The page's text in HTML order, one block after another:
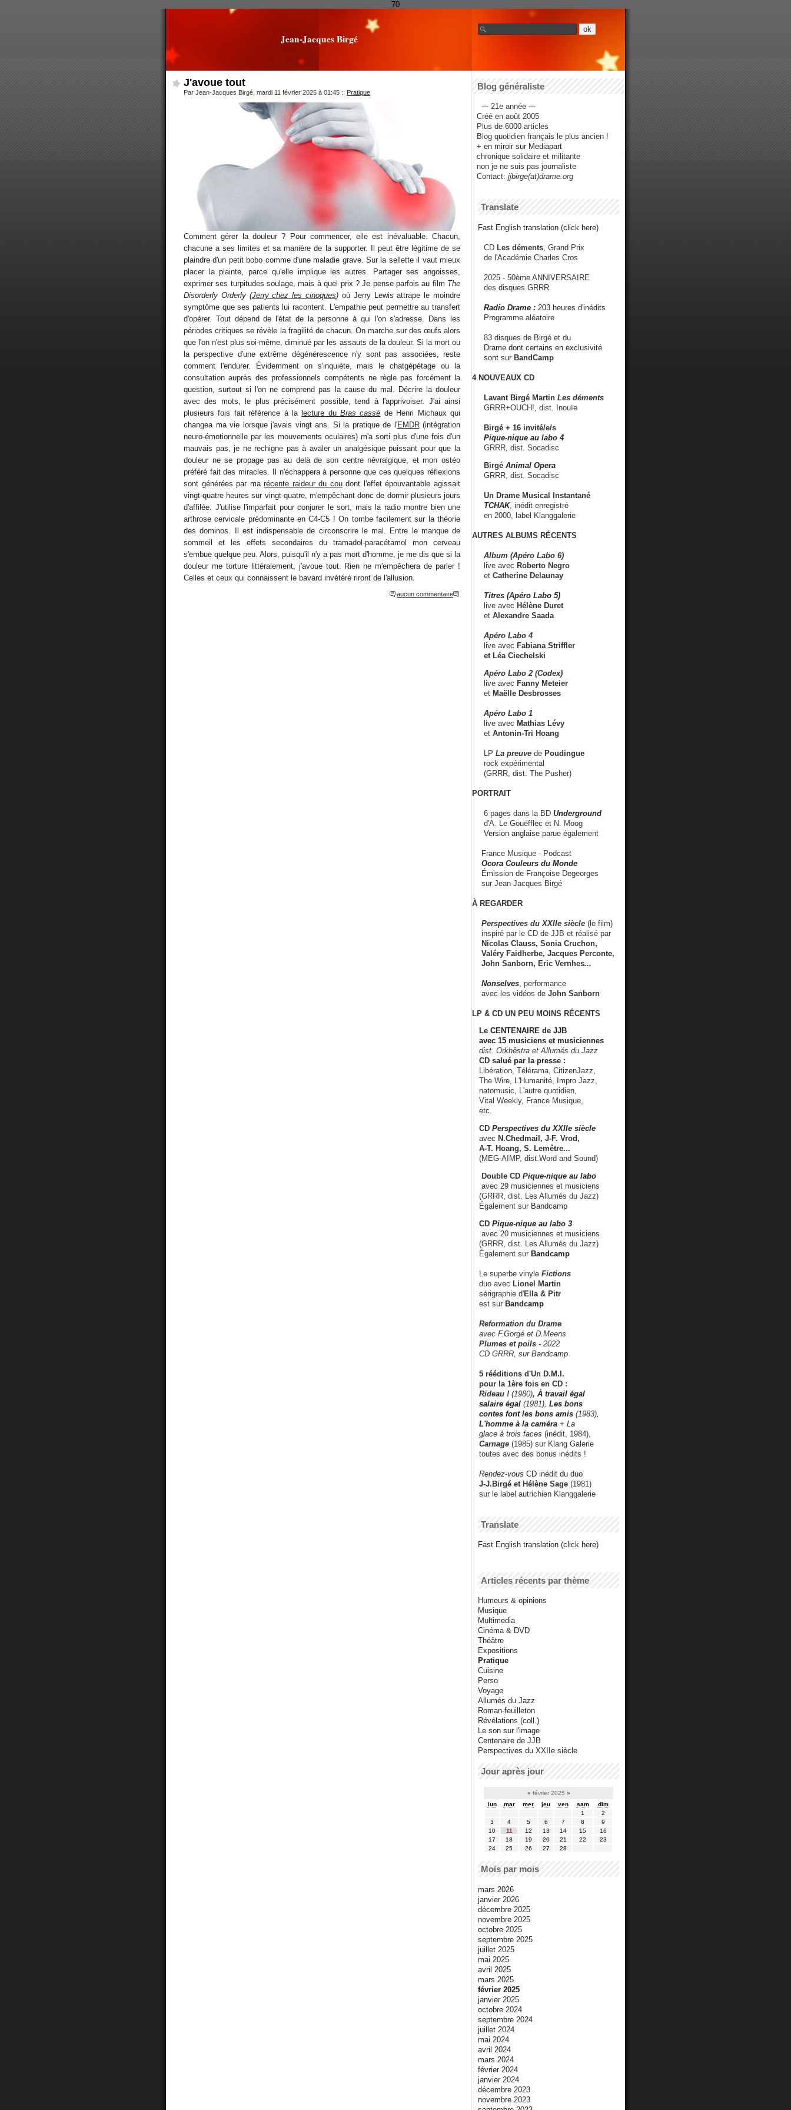
70
Jean-Jacques Birgé
J'avoue tout
Par Jean-Jacques Birgé, mardi 11 février 2025 à 01:45 :: Pratique
Comment gérer la douleur ? Pour commencer, elle est inévaluable. Chacun,
chacune a ses limites et sa manière de la supporter. Il peut être légitime de se
plaindre d'un petit bobo comme d'une maladie grave. Sur la sellette il vaut mieux
placer la plainte, parce qu'elle implique les autres. Partager ses angoisses,
exprimer ses turpitudes soulage, mais à quel prix ? Je pense parfois au film The
Disorderly Orderly (Jerry chez les cinoques) où Jerry Lewis attrape le moindre
symptôme que ses patients lui racontent. L'empathie peut permettre au transfert
d'opérer. Tout dépend de l'état de la personne à qui l'on s'adresse. Dans les
périodes critiques se révèle la fragilité de chacun. On marche sur des œufs alors
que l'on n'est plus soi-même, diminué par les assauts de la douleur. Si la mort ou
la perspective d'une extrême dégénérescence n'y sont pas associées, reste
comment l'endurer. Évidemment on s'inquiète, mais le chatgépétage ou la
consultation auprès des professionnels compétents ne règle pas forcément la
question, surtout si l'on ne comprend pas la cause du mal. Décrire la douleur
avec des mots, le plus précisément possible, tend à l'apprivoiser. J'ai ainsi
plusieurs fois fait référence à la lecture duBras cassé de Henri Michaux qui
changea ma vie lorsque j'avais vingt ans. Si la pratique de l'EMDR(intégration
neuro-émotionnelle par les mouvements oculaires) m'a sorti plus d'une fois d'un
mauvais pas, je ne rechigne pas à avaler un analgésique puissant pour que la
douleur ne se propage pas au delà de son centre névralgique, et mon ostéo
préféré fait des miracles. Il n'échappera à personne que ces quelques réflexions
sont générées par marécente raideur du coudont l'effet épouvantable agissait
vingt-quatre heures sur vingt quatre, m'empêchant donc de dormir plusieurs jours
d'affilée. J'utilise l'imparfait pour conjurer le sort, mais la radio montre bien une
arthrose cervicale prédominante en C4-C5 ! On tombe facilement sur la théorie
des dominos. Il est indispensable de circonscrire le mal. Entre le manque de
sommeil et les effets secondaires du tramadol-paracétamol mon cerveau
s'embue quelque peu. Alors, puisqu'il n'y a pas mort d'homme, je me dis que si la
douleur me torture littéralement, j'avoue tout. Rien ne m'empêchera de parler !
Celles et ceux qui connaissent le bavard invétéré riront de l'allusion.
aucun commentaire
Blog généraliste
--- 21e année ---
Créé en août 2005
Plus de 6000 articles
Blog quotidien français le plus ancien !
+ en miroir sur Mediapart
chronique solidaire et militante
non je ne suis pas journaliste
Contact: jjbirge(at)drame.org
Translate
Fast English translation (click here)
CD Les déments , Grand Prix
de l'Académie Charles Cros
2025 - 50ème ANNIVERSAIRE
des disques GRRR
Radio Drame : 203 heures d'inédits
Programme aléatoire
83 disques de Birgé et du
Drame dont certains en exclusivité
sont sur BandCamp
4 NOUVEAUX CD
Lavant Birgé Martin Les déments
GRRR+OUCH!, dist. Inouïe
Birgé + 16 invité/e/s
Pique-nique au labo 4
GRRR, dist. Socadisc
Birgé Animal Opera
GRRR, dist. Socadisc
Un Drame Musical Instantané
TCHAK, inédit enregistré
en 2000, label Klanggalerie
AUTRES ALBUMS RÉCENTS
Album (Apéro Labo 6)
live avec Roberto Negro
et Catherine Delaunay
Titres (Apéro Labo 5)
live avec Hélène Duret
et Alexandre Saada
Apéro Labo 4
live avec Fabiana Striffler
et Léa Ciechelski
Apéro Labo 2 (Codex)
live avec Fanny Meteier
et Maëlle Desbrosses
Apéro Labo 1
live avec Mathias Lévy
et Antonin-Tri Hoang
LP La preuve de Poudingue
rock expérimental
(GRRR, dist. The Pusher)
PORTRAIT
6 pages dans la BD Underground
d'A. Le Gouëfflec et N. Moog
Version anglaise parue également
France Musique - Podcast
Ocora Couleurs du Monde
Émission de Françoise Degeorges
sur Jean-Jacques Birgé
À REGARDER
Perspectives du XXIIe siècle (le film)
inspiré par le CD de JJB et réalisé par
Nicolas Clauss, Sonia Cruchon,
Valéry Faidherbe, Jacques Perconte,
John Sanborn, Eric Vernhes...
Nonselves , performance
avec les vidéos de John Sanborn
LP & CD UN PEU MOINS RÉCENTS
Le CENTENAIRE de JJB
avec 15 musiciens et musiciennes
dist. Orkhêstra et Allumés du Jazz
CD salué par la presse :
Libération, Télérama, CitizenJazz,
The Wire, L'Humanité, Impro Jazz,
natomusic, L'autre quotidien,
Vital Weekly, France Musique,
etc.
CD Perspectives du XXIIe siècle
avec N.Chedmail, J-F. Vrod,
A-T. Hoang, S. Lemêtre...
(MEG-AIMP, dist.Word and Sound)
Double CD Pique-nique au labo
avec 29 musiciennes et musiciens
(GRRR, dist. Les Allumés du Jazz)
Également sur Bandcamp
CD Pique-nique au labo 3
avec 20 musiciennes et musiciens
(GRRR, dist. Les Allumés du Jazz)
Également sur Bandcamp
Le superbe vinyle Fictions
duo avec Lionel Martin
sérigraphie d'Ella & Pitr
est sur Bandcamp
Reformation du Drame
avec F.Gorgé et D.Meens
Plumes et poils - 2022
CD GRRR, sur Bandcamp
5 rééditions d'Un D.M.I.
pour la 1ère fois en CD :
Rideau ! (1980), À travail égal
salaire égal (1981), Les bons
contes font les bons amis (1983),
L'homme à la caméra + La
glace à trois faces (inédit, 1984),
Carnage (1985) sur Klang Galerie
toutes avec des bonus inédits !
Rendez-vous CD inédit du duo
J-J.Birgé et Hélène Sage (1981)
sur le label autrichien Klanggalerie
Translate
Fast English translation (click here)
Articles récents par thème
Humeurs & opinions
Musique
Multimedia
Cinéma & DVD
Théâtre
Expositions
Pratique
Cuisine
Perso
Voyage
Allumés du Jazz
Roman-feuilleton
Révélations (coll.)
Le son sur l'image
Centenaire de JJB
Perspectives du XXIIe siècle
Jour après jour
« février 2025 »
lun
mar mer jeu ven sam
dim
1
2
3
4 5 6 7 8
9
10
11 12 13 14 15
16
17
18 19 20 21 22
23
24
25 26 27 28
Mois par mois
mars 2026
janvier 2026
décembre 2025
novembre 2025
octobre 2025
septembre 2025
juillet 2025
mai 2025
avril 2025
mars 2025
février 2025
janvier 2025
octobre 2024
septembre 2024
juillet 2024
mai 2024
avril 2024
mars 2024
février 2024
janvier 2024
décembre 2023
novembre 2023